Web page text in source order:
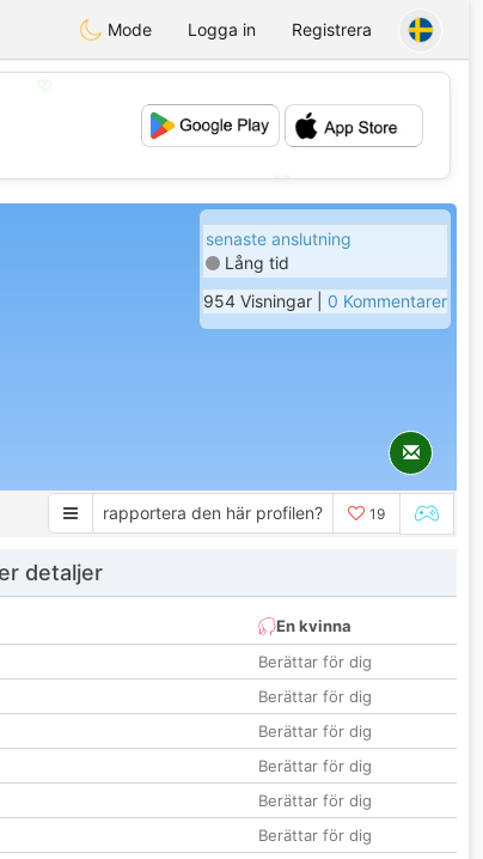
Mode Logga in Registrera
senaste anslutning
Lång tid
954 Visningar | 0 Kommentarer
rapportera den här profilen? 19
detaljer
En kvinna
Berättar för dig
Berättar för dig
Berättar för dig
Berättar för dig
Berättar för dig
Berättar för dig